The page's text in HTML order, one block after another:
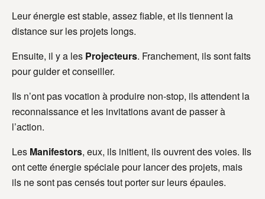
Leur énergie est stable, assez fiable, et ils tiennent la
distance sur les projets longs.
Ensuite, il y a les Projecteurs. Franchement, ils sont faits
pour guider et conseiller.
Ils n’ont pas vocation à produire non-stop, ils attendent la
reconnaissance et les invitations avant de passer à
l’action.
Les Manifestors, eux, ils initient, ils ouvrent des voies. Ils
ont cette énergie spéciale pour lancer des projets, mais
ils ne sont pas censés tout porter sur leurs épaules.